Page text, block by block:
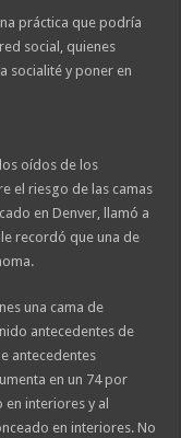
práctica que podría
social, quienes
socialité y poner en
oídos de los
el riesgo de las camas
en Denver, llamó a
recordó que una de
una cama de
antecedentes de
antecedentes
en un 74 por
interiores y al
en interiores. No